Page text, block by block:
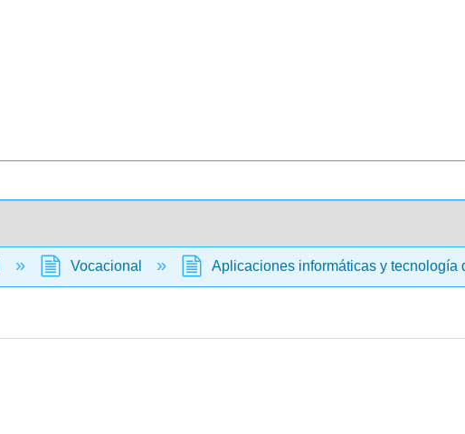
Vocacional Aplicaciones informáticas y tecnología